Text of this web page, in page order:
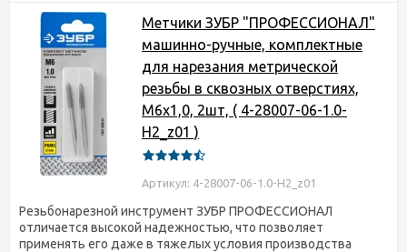
Метчики ЗУБР "ПРОФЕССИОНАЛ"
машинно-ручные, комплектные
для нарезания метрической
резьбы в сквозных отверстиях,
М6х1,0, 2шт, ( 4-28007-06-1.0-
H2_z01 )
Артикул: 4-28007-06-1.0-H2_z01
Резьбонарезной инструмент ЗУБР ПРОФЕССИОНАЛ
отличается высокой надежностью, что позволяет
применять его даже в тяжелых условия производства